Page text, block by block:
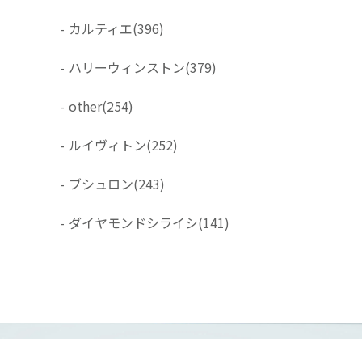
- カルティエ(396)
- ハリーウィンストン(379)
- other(254)
- ルイヴィトン(252)
- ブシュロン(243)
- ダイヤモンドシライシ(141)